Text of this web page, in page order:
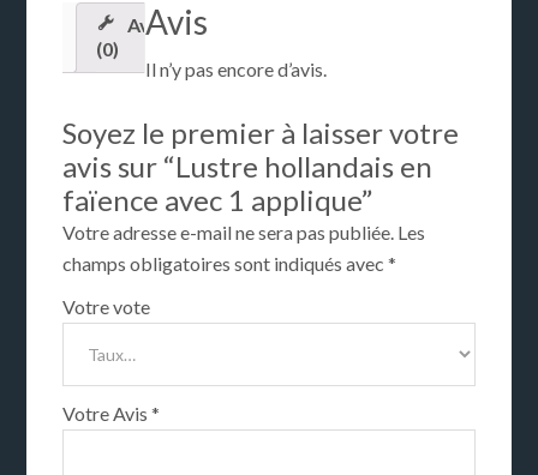
Avis
(0)
Avis
Il n’y pas encore d’avis.
Soyez le premier à laisser votre
avis sur “Lustre hollandais en
faïence avec 1 applique”
Votre adresse e-mail ne sera pas publiée. Les
champs obligatoires sont indiqués avec*
Votre vote
Votre Avis*